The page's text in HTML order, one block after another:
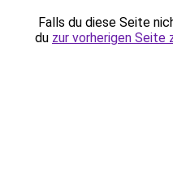
Falls du diese Seite
du zur vorherigen Seite